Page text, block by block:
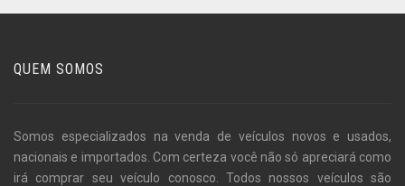
QUEM SOMOS
Somos especializados na venda de veículos novos e usados,
nacionais e importados. Com certeza você não só apreciará como
irá comprar seu veículo conosco. Todos nossos veículos são